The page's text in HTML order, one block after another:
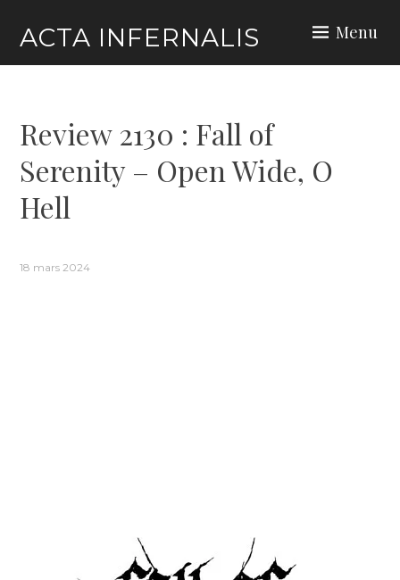
content
ACTA INFERNALIS Menu
Review 2130 : Fall of
Serenity – Open Wide, O
Hell
18 mars 2024